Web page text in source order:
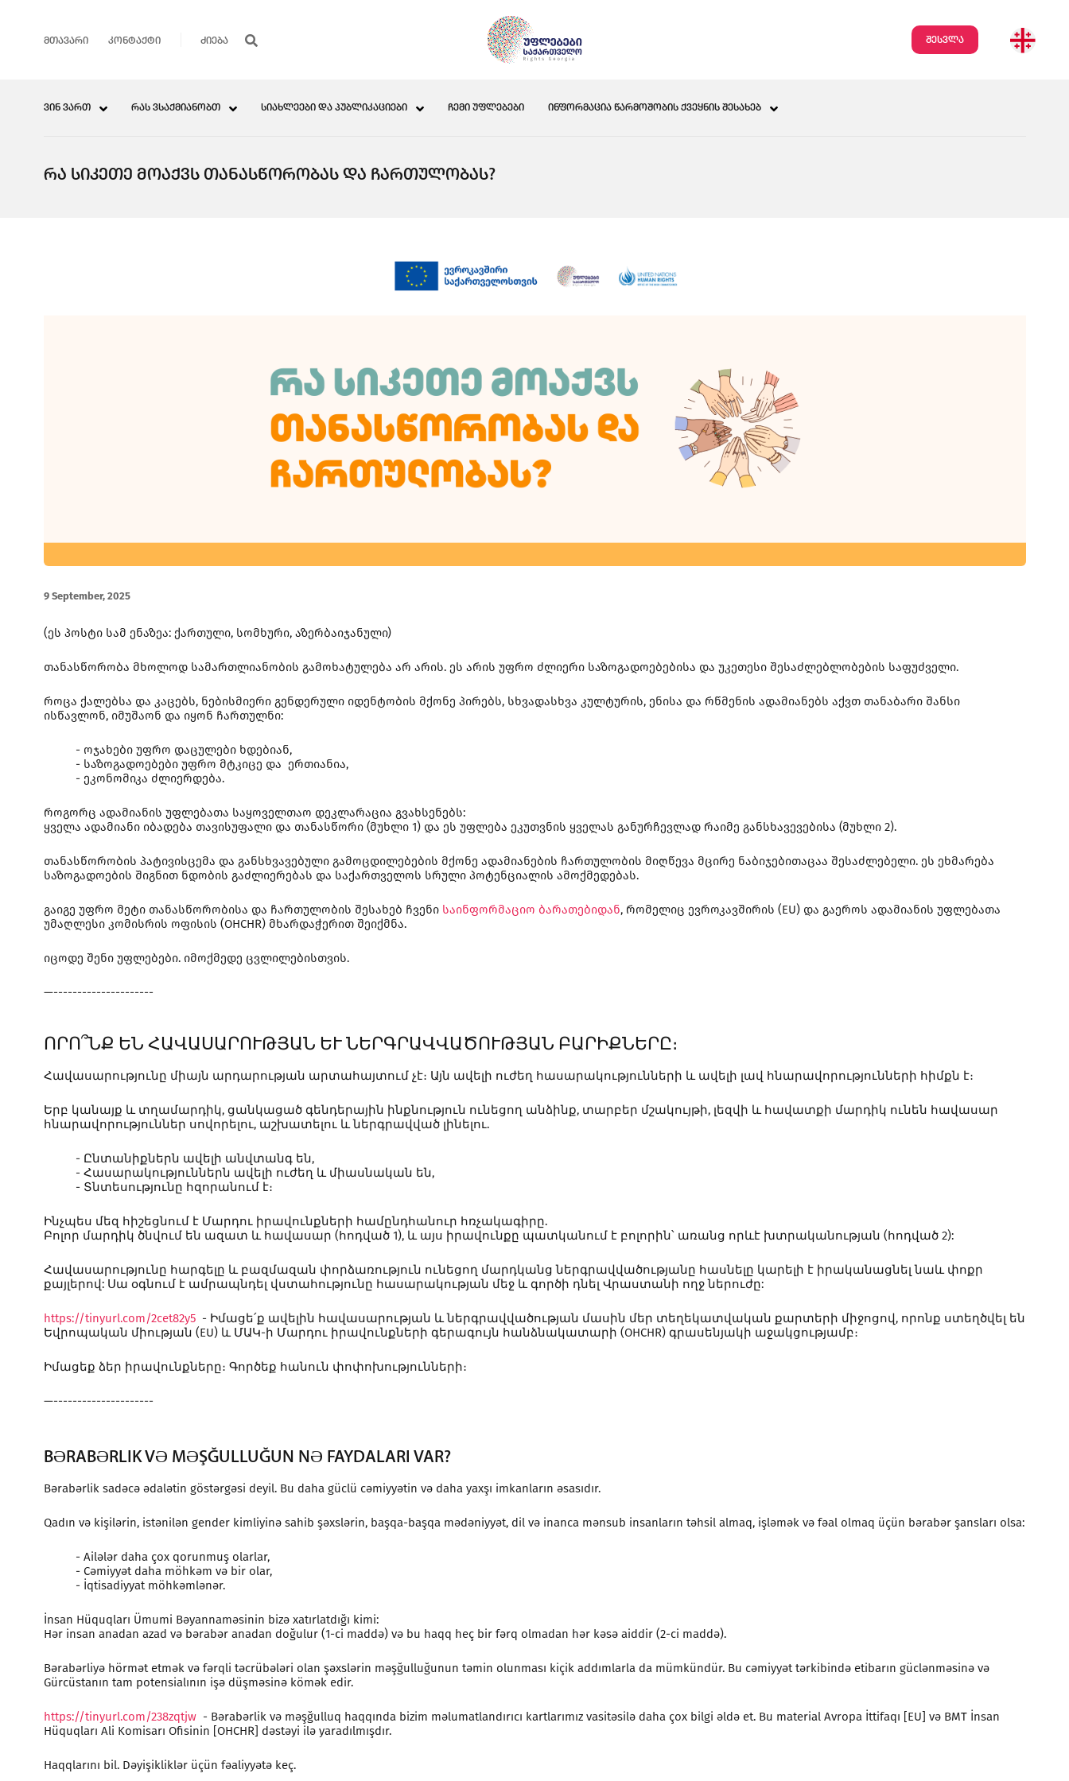
ᲛᲗᲐᲕᲐᲠᲘ ᲙᲝᲜᲢᲐᲥᲢᲘ შესვლა
ᲕᲘᲜ ᲕᲐᲠᲗ ᲠᲐᲡ ᲕᲡᲐᲥᲛᲘᲐᲜᲝᲑᲗ ᲡᲘᲐᲮᲚᲔᲔᲑᲘ ᲓᲐ ᲞᲣᲑᲚᲘᲙᲐᲪᲘᲔᲑᲘ ᲩᲔᲛᲘ ᲣᲤᲚᲔᲑᲔᲑᲘ ᲘᲜᲤᲝᲠᲛᲐᲪᲘᲐ ᲬᲐᲠᲛᲝᲨᲝᲑᲘᲡ ᲥᲕᲔᲧᲜᲘᲡ ᲨᲔᲡᲐᲮᲔᲑ
ᲠᲐ ᲡᲘᲙᲔᲗᲔ ᲛᲝᲐᲥᲕᲡ ᲗᲐᲜᲐᲡᲬᲝᲠᲝᲑᲐᲡ ᲓᲐ ᲩᲐᲠᲗᲣᲚᲝᲑᲐᲡ?
9 September, 2025
(ეს პოსტი სამ ენაზეა: ქართული, სომხური, აზერბაიჯანული)
თანასწორობა მხოლოდ სამართლიანობის გამოხატულება არ არის. ეს არის უფრო ძლიერი საზოგადოებებისა და უკეთესი შესაძლებლობების საფუძველი.
როცა ქალებსა და კაცებს, ნებისმიერი გენდერული იდენტობის მქონე პირებს, სხვადასხვა კულტურის, ენისა და რწმენის ადამიანებს აქვთ თანაბარი შანსი
ისწავლონ, იმუშაონ და იყონ ჩართულნი:
- ოჯახები უფრო დაცულები ხდებიან,
- საზოგადოებები უფრო მტკიცე და ერთიანია,
- ეკონომიკა ძლიერდება.
როგორც ადამიანის უფლებათა საყოველთაო დეკლარაცია გვახსენებს:
ყველა ადამიანი იბადება თავისუფალი და თანასწორი (მუხლი 1) და ეს უფლება ეკუთვნის ყველას განურჩევლად რაიმე განსხავევებისა (მუხლი 2).
თანასწორობის პატივისცემა და განსხვავებული გამოცდილებების მქონე ადამიანების ჩართულობის მიღწევა მცირე ნაბიჯებითაცაა შესაძლებელი. ეს ეხმარება
საზოგადოების შიგნით ნდობის გაძლიერებას და საქართველოს სრული პოტენციალის ამოქმედებას.
გაიგე უფრო მეტი თანასწორობისა და ჩართულობის შესახებ ჩვენი საინფორმაციო ბარათებიდან, რომელიც ევროკავშირის (EU) და გაეროს ადამიანის უფლებათა
უმაღლესი კომისრის ოფისის (OHCHR) მხარდაჭერით შეიქმნა.
იცოდე შენი უფლებები. იმოქმედე ცვლილებისთვის.
—---------------------
ՈՐՈ՞ՆՔ ԵՆ ՀԱՎԱՍԱՐՈՒԹՅԱՆ ԵՒ ՆԵՐԳՐԱՎՎԱԾՈՒԹՅԱՆ ԲԱՐԻՔՆԵՐԸ։
Հավասարությունը միայն արդարության արտահայտում չէ։ Այն ավելի ուժեղ հասարակությունների և ավելի լավ հնարավորությունների հիմքն է։
Երբ կանայք և տղամարդիկ, ցանկացած գենդերային ինքնություն ունեցող անձինք, տարբեր մշակույթի, լեզվի և հավատքի մարդիկ ունեն հավասար
հնարավորություններ սովորելու, աշխատելու և ներգրավված լինելու.
- Ընտանիքներն ավելի անվտանգ են,
- Հասարակություններն ավելի ուժեղ և միասնական են,
- Տնտեսությունը հզորանում է։
Ինչպես մեզ հիշեցնում է Մարդու իրավունքների համընդհանուր հռչակագիրը.
Բոլոր մարդիկ ծնվում են ազատ և հավասար (հոդված 1), և այս իրավունքը պատկանում է բոլորին՝ առանց որևէ խտրականության (հոդված 2):
Հավասարությունը հարգելը և բազմազան փորձառություն ունեցող մարդկանց ներգրավվածությանը հասնելը կարելի է իրականացնել նաև փոքր
քայլերով: Սա օգնում է ամրապնդել վստահությունը հասարակության մեջ և գործի դնել Վրաստանի ողջ ներուժը:
https://tinyurl.com/2cet82y5- Իմացե՛ք ավելին հավասարության և ներգրավվածության մասին մեր տեղեկատվական քարտերի միջոցով, որոնք ստեղծվել են
Եվրոպական միության (EU) և ՄԱԿ-ի Մարդու իրավունքների գերագույն հանձնակատարի (OHCHR) գրասենյակի աջակցությամբ։
Իմացեք ձեր իրավունքները։ Գործեք հանուն փոփոխությունների։
—---------------------
BƏRABƏRLIK VƏ MƏŞĞULLUĞUN NƏ FAYDALARI VAR?
Bərabərlik sadəcə ədalətin göstərgəsi deyil. Bu daha güclü cəmiyyətin və daha yaxşı imkanların əsasıdır.
Qadın və kişilərin, istənilən gender kimliyinə sahib şəxslərin, başqa-başqa mədəniyyət, dil və inanca mənsub insanların təhsil almaq, işləmək və fəal olmaq üçün bərabər şansları olsa:
- Ailələr daha çox qorunmuş olarlar,
- Cəmiyyət daha möhkəm və bir olar,
- İqtisadiyyat möhkəmlənər.
İnsan Hüquqları Ümumi Bəyannaməsinin bizə xatırlatdığı kimi:
Hər insan anadan azad və bərabər anadan doğulur (1-ci maddə) və bu haqq heç bir fərq olmadan hər kəsə aiddir (2-ci maddə).
Bərabərliyə hörmət etmək və fərqli təcrübələri olan şəxslərin məşğulluğunun təmin olunması kiçik addımlarla da mümkündür. Bu cəmiyyət tərkibində etibarın güclənməsinə və
Gürcüstanın tam potensialının işə düşməsinə kömək edir.
https://tinyurl.com/238zqtjw- Bərabərlik və məşğulluq haqqında bizim məlumatlandırıcı kartlarımız vasitəsilə daha çox bilgi əldə et. Bu material Avropa İttifaqı [EU] və BMT İnsan
Hüquqları Ali Komisarı Ofisinin [OHCHR] dəstəyi ilə yaradılmışdır.
Haqqlarını bil. Dəyişikliklər üçün fəaliyyətə keç.